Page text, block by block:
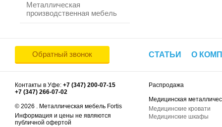
Металлическая
производственная мебель
Обратный звонок СТАТЬИ О
Контакты в Уфе: +7 (347) 200-07-15
+7 (347) 266-07-02
© 2026 . Металлическая мебель Fortis
Информация и цены не являются
публичной офертой
Распродажа
Медицинская
Медицинские кровати
Медицинские шкафы